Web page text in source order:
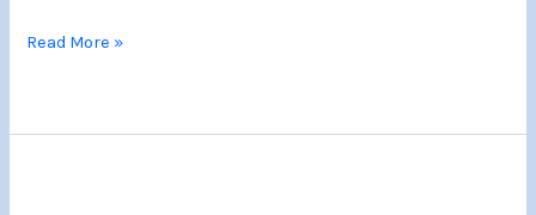
Read More »